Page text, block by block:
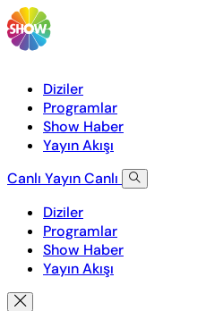
Diziler
Programlar
Show Haber
Yayın Akışı
Canlı YayınCanlı
Diziler
Programlar
Show Haber
Yayın Akışı